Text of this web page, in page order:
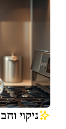
ניקוי